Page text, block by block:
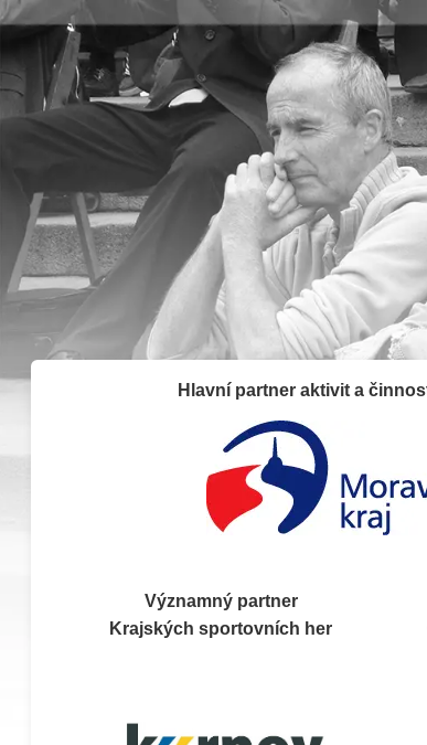
Hlavní partner aktivit a
Významný partner
Krajských sportovních her